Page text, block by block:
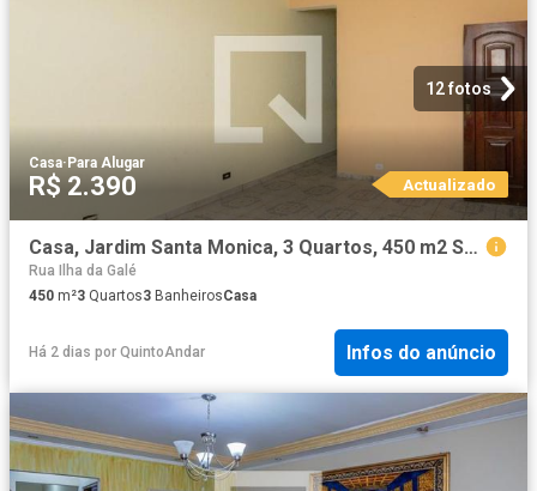
12 fotos
Casa· Para Alugar
R$ 2.390 Actualizado
Casa, Jardim Santa Monica, 3 Quartos, 450 m2 São Paulo
Rua Ilha da Galé
450 m²3 Quartos3 BanheirosCasa
Há 2 dias por QuintoAndar Infos do anúncio